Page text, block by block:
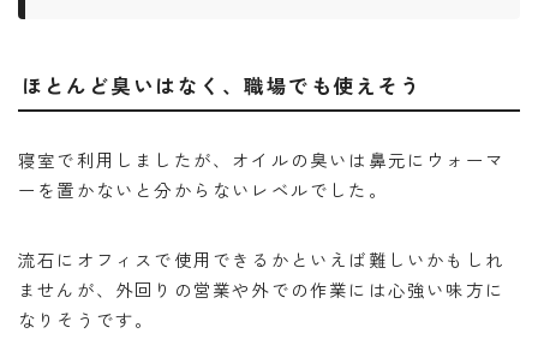
ほとんど臭いはなく、職場でも使えそう
寝室で利用しましたが、オイルの臭いは鼻元にウォーマ
ーを置かないと分からないレベルでした。
流石にオフィスで使用できるかといえば難しいかもしれ
ませんが、外回りの営業や外での作業には心強い味方に
なりそうです。